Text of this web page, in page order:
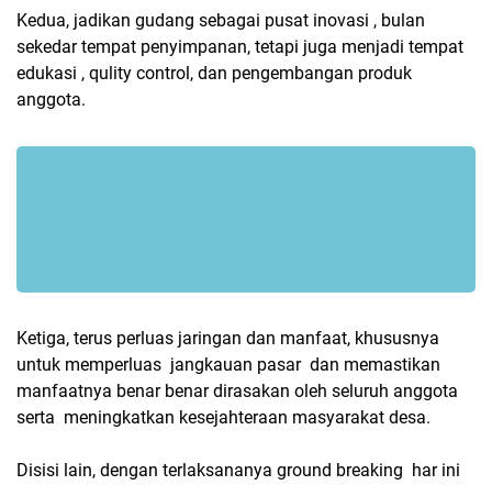
Kedua, jadikan gudang sebagai pusat inovasi , bulan
sekedar tempat penyimpanan, tetapi juga menjadi tempat
edukasi , qulity control, dan pengembangan produk
anggota.
Ketiga, terus perluas jaringan dan manfaat, khususnya
untuk memperluas jangkauan pasar dan memastikan
manfaatnya benar benar dirasakan oleh seluruh anggota
serta meningkatkan kesejahteraan masyarakat desa.
Disisi lain, dengan terlaksananya ground breaking har ini